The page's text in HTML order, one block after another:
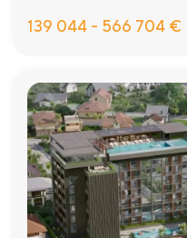
139 044 - 566 704 €